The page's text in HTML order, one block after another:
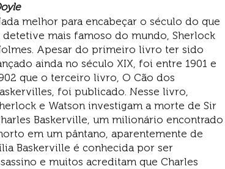
melhor para encabeçar o século do que
detetive mais famoso do mundo, Sherlock
Apesar do primeiro livro ter sido
ainda no século XIX, foi entre 1901 e
que o terceiro livro, O Cão dos
foi publicado. Nesse livro,
e Watson investigam a morte de Sir
Baskerville, um milionário encontrado
em um pântano, aparentemente de
Baskerville é conhecida por ser
e muitos acreditam que Charles